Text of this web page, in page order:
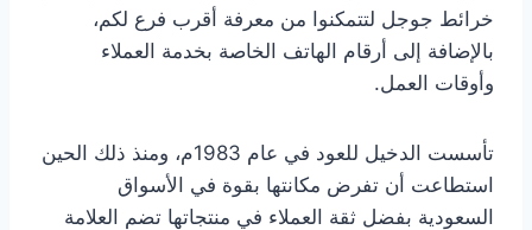
خرائط جوجل لتتمكنوا من معرفة أقرب فرع لكم،
بالإضافة إلى أرقام الهاتف الخاصة بخدمة العملاء
وأوقات العمل.
تأسست الدخيل للعود في عام 1983م، ومنذ ذلك الحين
استطاعت أن تفرض مكانتها بقوة في الأسواق
السعودية بفضل ثقة العملاء في منتجاتها تضم العلامة